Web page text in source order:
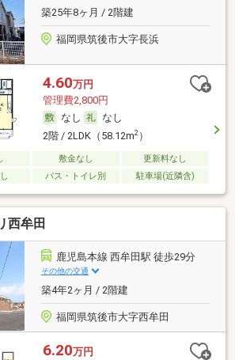
築25年8ヶ月 / 2階建
福岡県筑後市大字長浜
4.60万円
管理費2,800円
なし
なし
2階 / 2LDK（58.12m2）
敷金なし
更新料なし
バス・トイレ別 駐車場(近隣含)
西牟田
鹿児島本線 西牟田駅 徒歩29分
その他の交通
築4年2ヶ月 / 2階建
福岡県筑後市大字西牟田
6.20万円